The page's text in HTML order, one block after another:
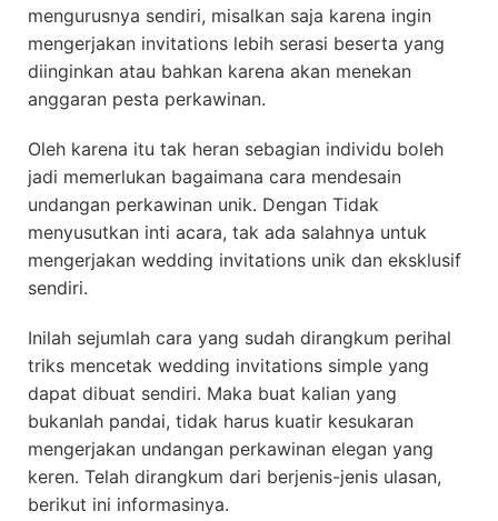
mengurusnya sendiri, misalkan saja karena ingin
mengerjakan invitations lebih serasi beserta yang
diinginkan atau bahkan karena akan menekan
anggaran pesta perkawinan.
Oleh karena itu tak heran sebagian individu boleh
jadi memerlukan bagaimana cara mendesain
undangan perkawinan unik. Dengan Tidak
menyusutkan inti acara, tak ada salahnya untuk
mengerjakan wedding invitations unik dan eksklusif
sendiri.
Inilah sejumlah cara yang sudah dirangkum perihal
triks mencetak wedding invitations simple yang
dapat dibuat sendiri. Maka buat kalian yang
bukanlah pandai, tidak harus kuatir kesukaran
mengerjakan undangan perkawinan elegan yang
keren. Telah dirangkum dari berjenis-jenis ulasan,
berikut ini informasinya.